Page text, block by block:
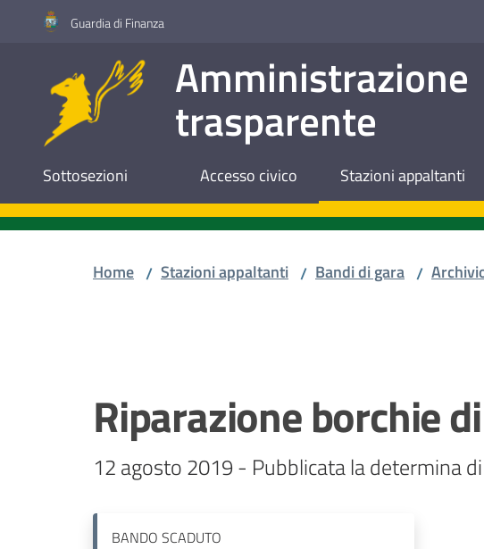
Vai al contenuto
Vai alla navigazione
Vai al footerGuardia di Finanza
Amministrazione
trasparente
Sottosezioni Accesso civico Stazioni appaltanti
Home / Stazioni appaltanti / Bandi di gara /
Riparazione borchie
12 agosto 2019 - Pubblicata la determina
BANDO SCADUTO